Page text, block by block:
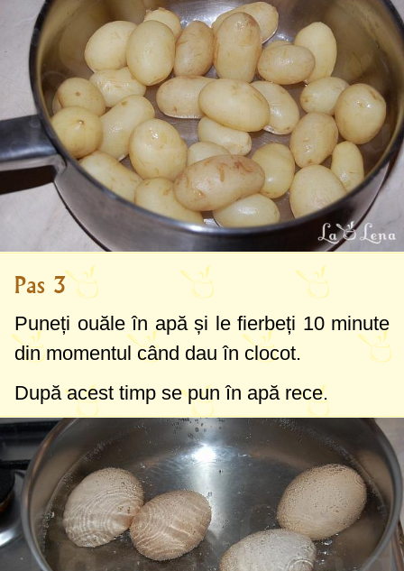
Pas 3
Puneți ouăle în apă și le fierbeți 10 minute
din momentul când dau în clocot.
După acest timp se pun în apă rece.